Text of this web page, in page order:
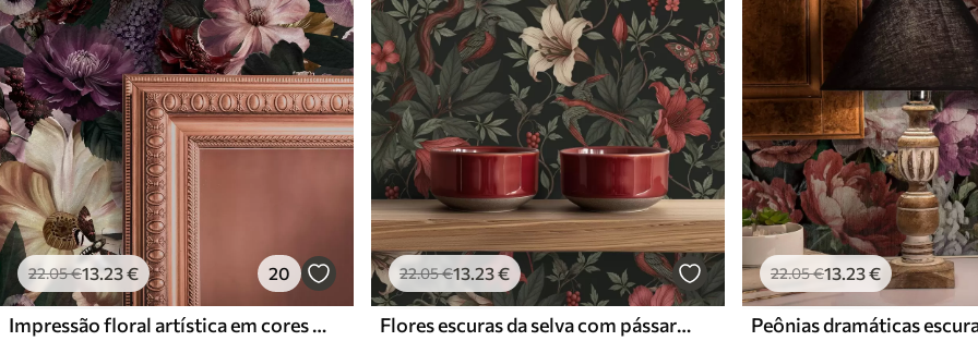
Standard
45.0027.00 €/m²
Premium
56 .67 34.00 €/m²
Vinil Premium
65 .0039.00 €/m²
22.05€13.23€ 20
Impressão floral artística em cores escuras
22.05€13.23€
Flores escuras da selva com pássaros e borboletas
22.05€13.23€